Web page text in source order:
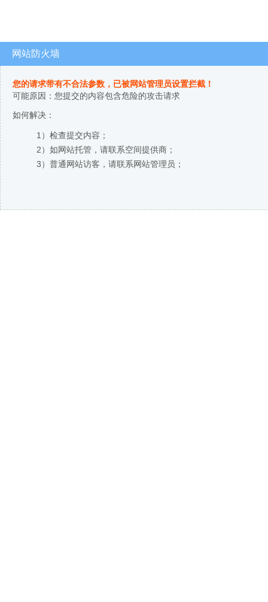
网站防火墙
您的请求带有不合法参数，已被网站管理员设置拦截！
可能原因：您提交的内容包含危险的攻击请求
如何解决：
1）检查提交内容；
2）如网站托管，请联系空间提供商；
3）普通网站访客，请联系网站管理员；